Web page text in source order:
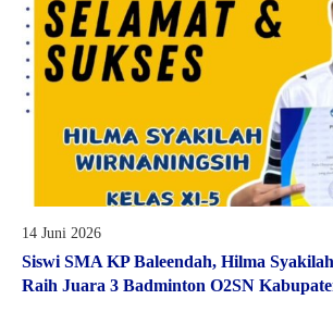
14 Juni 2026
Siswi SMA KP Baleendah, Hilma
Raih Juara 3 Badminton O2SN